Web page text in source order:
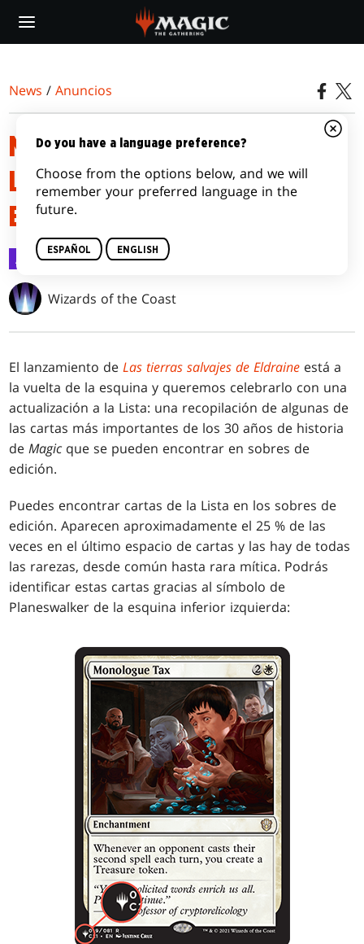
main
News /Anuncios
NOVEDADES DE LA LISTA DE
LAS TIERRAS SALVAJES DE
ELDRAINE
Anuncios 21 ago 2023
Wizards of the Coast
El lanzamiento deLas tierras salvajes de Eldraine está a
la vuelta de la esquina y queremos celebrarlo con una
actualización a la Lista: una recopilación de algunas de
las cartas más importantes de los 30 años de historia
deMagic que se pueden encontrar en sobres de
edición.
Puedes encontrar cartas de la Lista en los sobres de
edición. Aparecen aproximadamente el 25 % de las
veces en el último espacio de cartas y las hay de todas
las rarezas, desde común hasta rara mítica. Podrás
identificar estas cartas gracias al símbolo de
Planeswalker de la esquina inferior izquierda:
Do you have a language preference?
Choose from the options below, and we will
remember your preferred language in the
future.
ESPAÑOL ENGLISH